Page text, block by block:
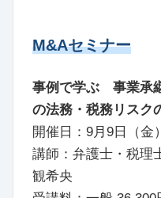
M&Aセミナー
事例で学ぶ 事業承
の法務・税務リスク
開催日：9月9日（金
講師：弁護士・税理
観希央